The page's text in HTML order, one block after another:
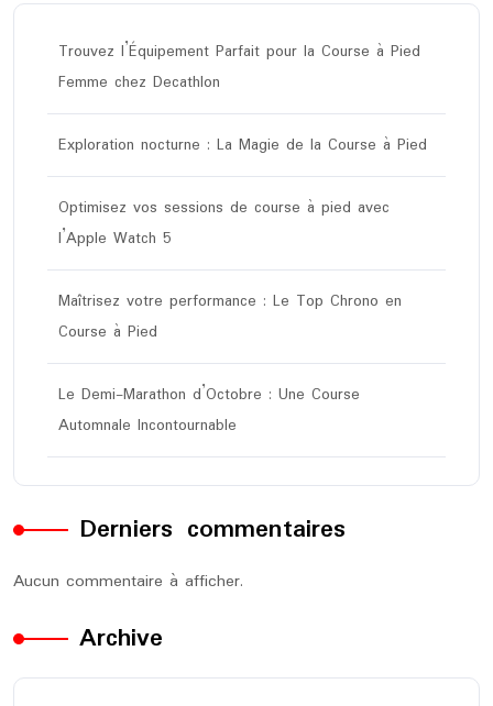
Trouvez l’Équipement Parfait pour la Course à Pied
Femme chez Decathlon
Exploration nocturne : La Magie de la Course à Pied
Optimisez vos sessions de course à pied avec
l’Apple Watch 5
Maîtrisez votre performance : Le Top Chrono en
Course à Pied
Le Demi-Marathon d’Octobre : Une Course
Automnale Incontournable
Derniers commentaires
Aucun commentaire à afficher.
Archive